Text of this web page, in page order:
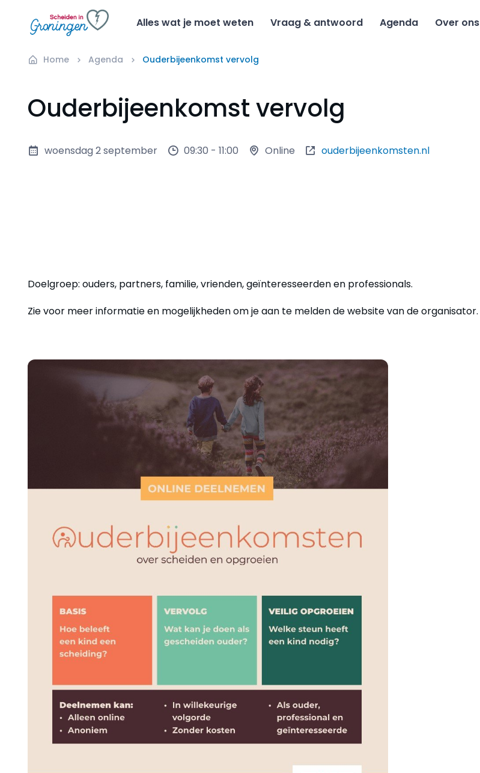
Alles wat je moet weten Vraag & antwoord Agenda Over ons
Home Agenda Ouderbijeenkomst vervolg
Ouderbijeenkomst vervolg
woensdag 2 september 09:30 - 11:00 Online ouderbijeenkomsten.nl
Doelgroep: ouders, partners, familie, vrienden, geïnteresseerden en professionals.
Zie voor meer informatie en mogelijkheden om je aan te melden de website van de organisator.